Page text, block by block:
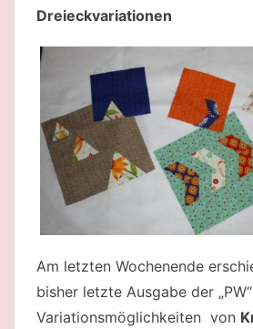
Dreieckvariationen
Am letzten Wochenende
bisher letzte Ausgabe der
Variationsmöglichkeiten von